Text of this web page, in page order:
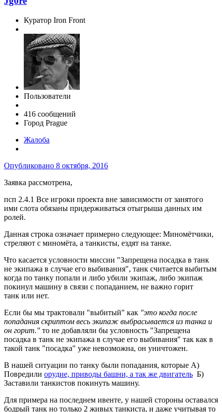
Куратор Iron Front
Пользователи
416 сообщений
Город Prague
Жалоба
Опубликовано 8 октября, 2016
Заявка рассмотрена,
псп 2.4.1 Все игроки проекта вне зависимости от занятого
ими слота обязаны придерживаться отыгрыша данных им
ролей.
Данная строка означает примерно следующее: Миномётчики,
стреляют с миномёта, а танкисты, ездят на танке.
Что касается условности миссии "Запрещена посадка в танк
не экипажа в случае его выбивания", танк считается выбитым
когда по танку попали и либо убили экипаж, либо экипаж
покинул машину в связи с попаданием, не важно горит
танк или нет.
Если бы мы трактовали "выбитый" как "это когда после
попадания скриптом весь экипаж выбрасывается из танка и
он горит." то не добавляли бы условность "Запрещена
посадка в танк не экипажа в случае его выбивания" так как в
такой танк "посадка" уже невозможна, он уничтожен.
В нашей ситуации по танку были попадания, которые А)
Повредили орудие, приводы башни, а так же двигатель Б)
Заставили танкистов покинуть машину.
Для примера на последнем ивенте, у нашей стороны оставался
бодрый танк но только 2 живых танкиста, и даже учитывая то